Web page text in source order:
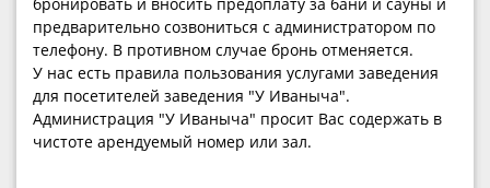
предварительно созвониться с администратором по
телефону. В противном случае бронь отменяется.
У нас есть правила пользования услугами заведения
для посетителей заведения "У Иваныча".
Администрация "У Иваныча" просит Вас содержать в
чистоте арендуемый номер или зал.